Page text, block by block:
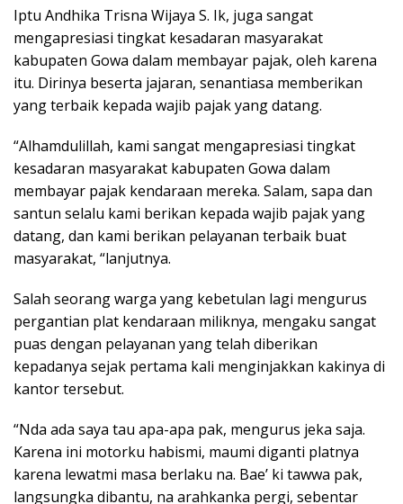
Iptu Andhika Trisna Wijaya S. Ik, juga sangat
mengapresiasi tingkat kesadaran masyarakat
kabupaten Gowa dalam membayar pajak, oleh karena
itu. Dirinya beserta jajaran, senantiasa memberikan
yang terbaik kepada wajib pajak yang datang.
“Alhamdulillah, kami sangat mengapresiasi tingkat
kesadaran masyarakat kabupaten Gowa dalam
membayar pajak kendaraan mereka. Salam, sapa dan
santun selalu kami berikan kepada wajib pajak yang
datang, dan kami berikan pelayanan terbaik buat
masyarakat, “lanjutnya.
Salah seorang warga yang kebetulan lagi mengurus
pergantian plat kendaraan miliknya, mengaku sangat
puas dengan pelayanan yang telah diberikan
kepadanya sejak pertama kali menginjakkan kakinya di
kantor tersebut.
“Nda ada saya tau apa-apa pak, mengurus jeka saja.
Karena ini motorku habismi, maumi diganti platnya
karena lewatmi masa berlaku na. Bae’ ki tawwa pak,
langsungka dibantu, na arahkanka pergi, sebentar